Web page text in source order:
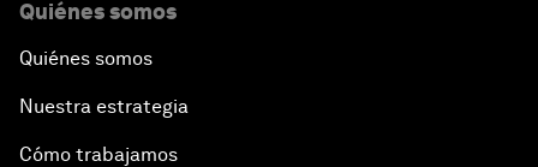
Quiénes somos
Quiénes somos
Nuestra estrategia
Cómo trabajamos